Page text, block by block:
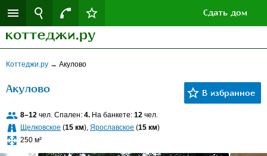
Сдать дом
Коттеджи.ру → Акулово
Акулово
8–12 чел. Спален: 4. На банкете: 12 чел.
Щелковское (15 км), Ярославское (15 км)
250 м²